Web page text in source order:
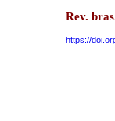
Rev.
https://